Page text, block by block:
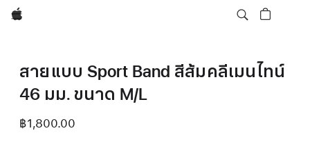
Apple
สายแบบ Sport Band สีส้มคลีเมนไทน์
46 มม. ขนาด M/L
฿1,800.00